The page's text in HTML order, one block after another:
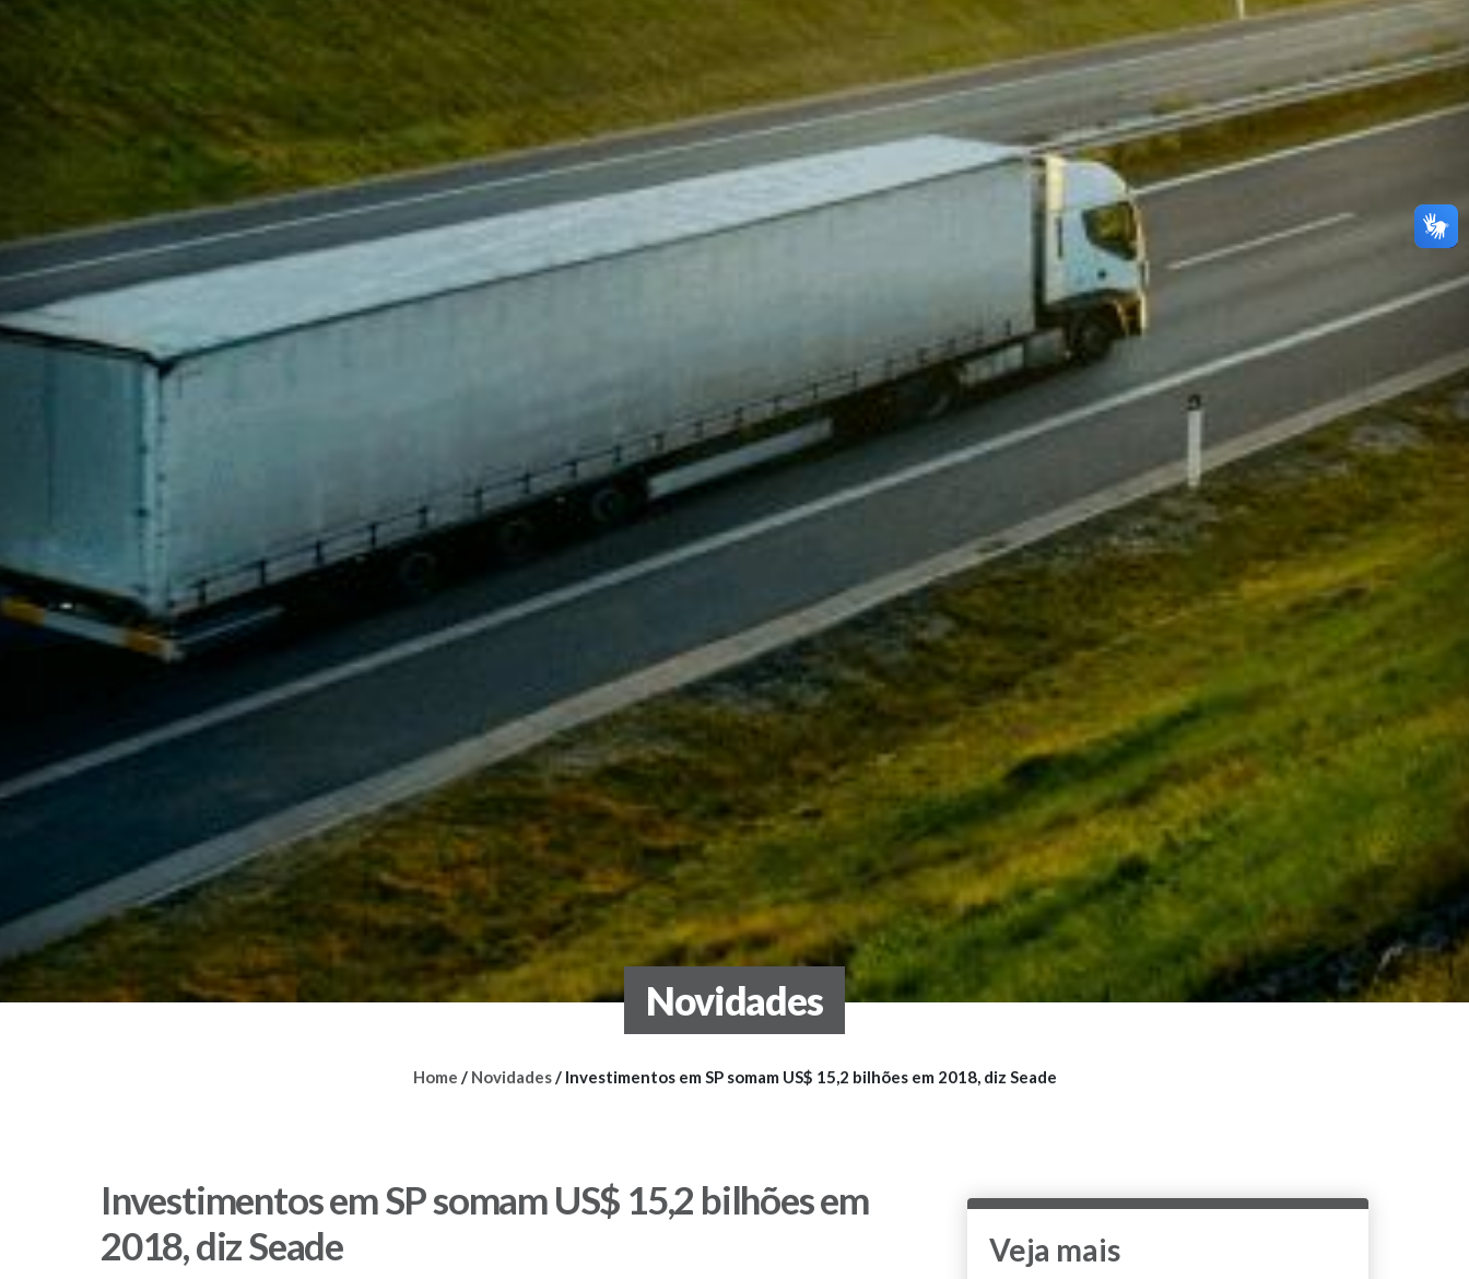
Novidades
Home / Novidades/ Investimentos em SP somam US$ 15,2 bilhões em 2018, diz Seade
Investimentos em SP somam US$ 15,2 bilhões em
2018, diz Seade
Veja mais